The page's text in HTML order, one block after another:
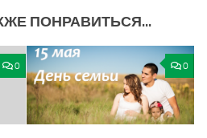
ПОНРАВИТЬСЯ...
0 0